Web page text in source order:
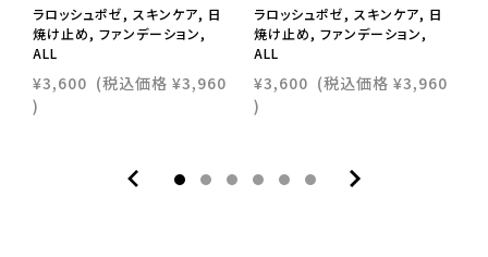
ラロッシュポゼ, スキンケア, 日
焼け止め, ファンデーション,
ALL
¥3,600 (税込価格 ¥3,960
)
ラロッシュポゼ, スキンケア, 日
焼け止め, ファンデーション,
ALL
¥3,600 (税込価格 ¥3,960
)